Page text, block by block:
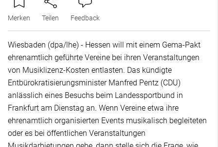
Merken Teilen Feedback
Wiesbaden (dpa/lhe) - Hessen will mit einem Gema-Pakt
ehrenamtlich geführte Vereine bei ihren Veranstaltungen
von Musiklizenz-Kosten entlasten. Das kündigte
Entbürokratisierungsminister Manfred Pentz (CDU)
anlässlich eines Besuchs beim Landessportbund in
Frankfurt am Dienstag an. Wenn Vereine etwa ihre
ehrenamtlich organisierten Events musikalisch begleiteten
oder es bei öffentlichen Veranstaltungen